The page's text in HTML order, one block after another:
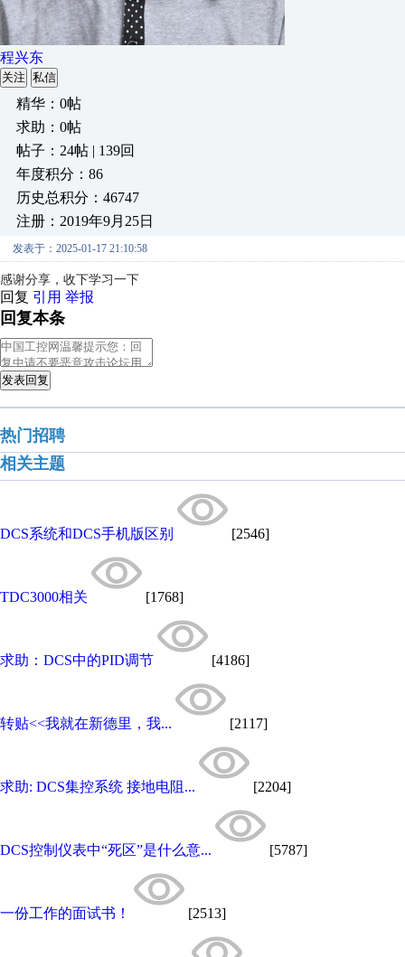
程兴东
关注 私信
精华：0帖
求助：0帖
帖子：24帖 | 139回
年度积分：86
历史总积分：46747
注册：2019年9月25日
发表于：2025-01-17 21:10:58
感谢分享，收下学习一下
回复 引用 举报
回复本条
发表回复
热门招聘
相关主题
DCS系统和DCS手机版区别 [2546]
TDC3000相关 [1768]
求助：DCS中的PID调节 [4186]
转贴<<我就在新德里，我... [2117]
求助: DCS集控系统 接地电阻... [2204]
DCS控制仪表中“死区”是什么意... [5787]
一份工作的面试书！ [2513]